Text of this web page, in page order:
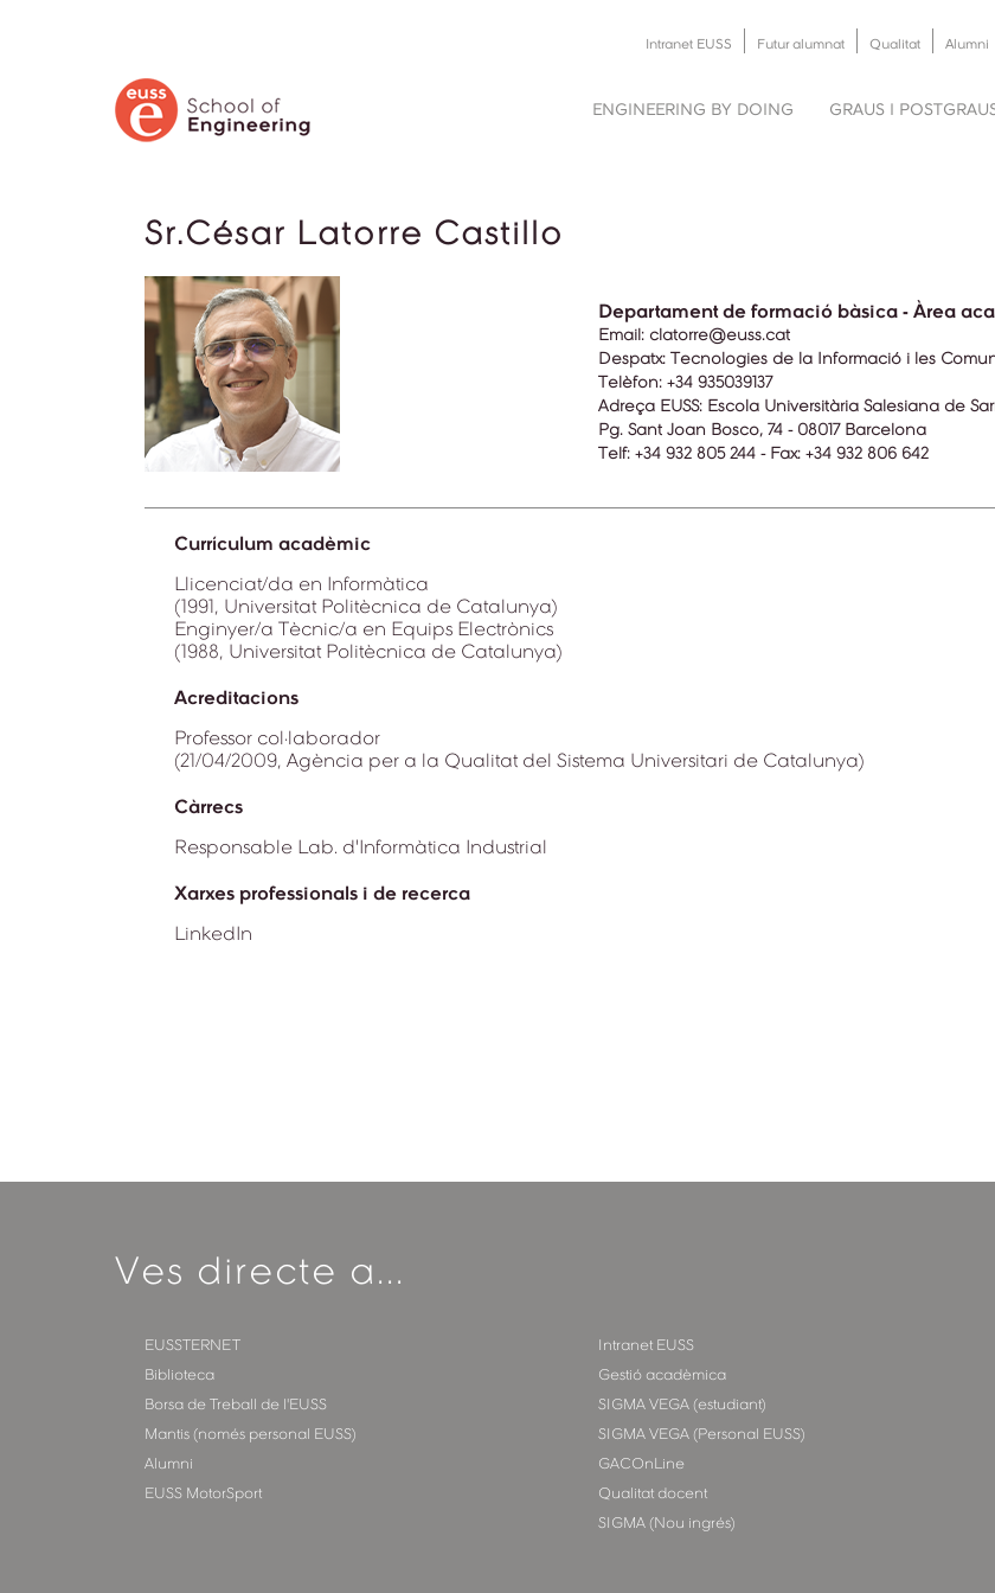
CERCA
Intranet EUSS Futur alumnat Qualitat Alumni
ENGINEERING BY DOING GRAUS I
Sr.César Latorre Castillo
Departament de formació bàsica - Àrea
Email:clatorre@euss.cat
Despatx:Tecnologies de la Informació i les
Telèfon:+34 935039137
Adreça EUSS: Escola Universitària Salesiana de
Pg. Sant Joan Bosco, 74 - 08017 Barcelona
Telf: +34 932 805 244 - Fax: +34 932 806 642
Currículum acadèmic
Llicenciat/da en Informàtica
(1991, Universitat Politècnica de Catalunya)
Enginyer/a Tècnic/a en Equips Electrònics
(1988, Universitat Politècnica de Catalunya)
Acreditacions
Professor col·laborador
(21/04/2009, Agència per a la Qualitat del Sistema Universitari de Catalunya)
Càrrecs
Responsable Lab. d'Informàtica Industrial
Xarxes professionals i de recerca
LinkedIn
Ves directe a...
EUSSTERNET
Biblioteca
Borsa de Treball de l'EUSS
Mantis (només personal EUSS)
Alumni
EUSS MotorSport
Intranet EUSS
Gestió acadèmica
SIGMA VEGA (estudiant)
SIGMA VEGA (Personal EUSS)
GACOnLine
Qualitat docent
SIGMA (Nou ingrés)